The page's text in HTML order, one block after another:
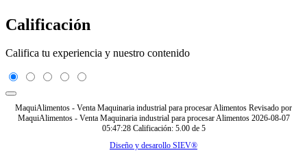
Calificación
Califica tu experiencia y nuestro contenido
MaquiAlimentos - Venta Maquinaria industrial para procesar Alimentos Revisado por
MaquiAlimentos - Venta Maquinaria industrial para procesar Alimentos 2026-08-07
05:47:28 Calificación: 5.00 de 5
Diseño y desarollo SIEV®